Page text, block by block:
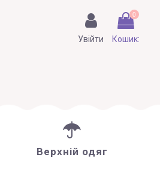
Увійти
0
Кошик:
Верхній одяг